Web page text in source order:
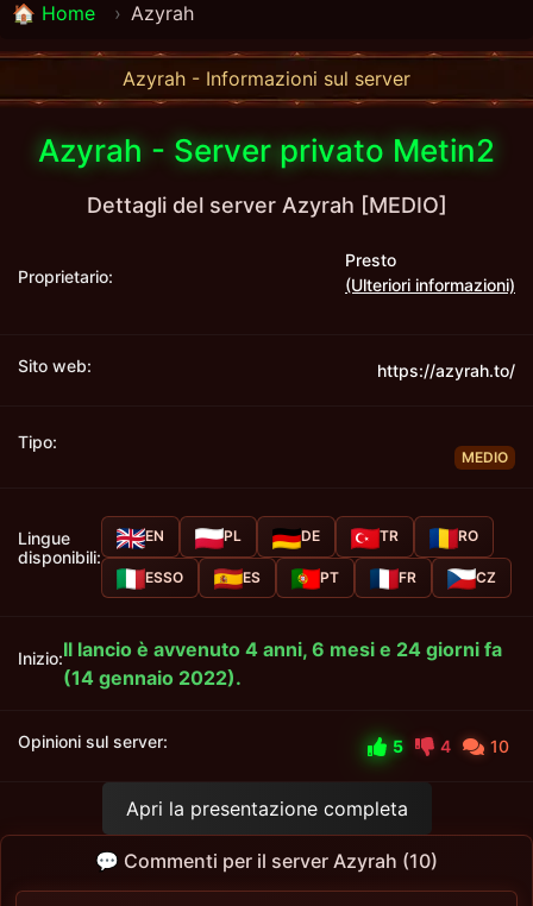
🏠 Home › Azyrah
Azyrah - Informazioni sul server
Azyrah - Server privato Metin2
Dettagli del server Azyrah [MEDIO]
Proprietario:
Presto
(Ulteriori informazioni)
Sito web: https://azyrah.to/
Tipo:
MEDIO
Lingue
disponibili:
EN PL DE TR RO
ESSO ES PT FR CZ
Inizio:Il lancio è avvenuto 4 anni, 6 mesi e 24 giorni fa
(14 gennaio 2022).
Opinioni sul server: 5 4 10
Apri la presentazione completa
💬 Commenti per il server Azyrah (10)